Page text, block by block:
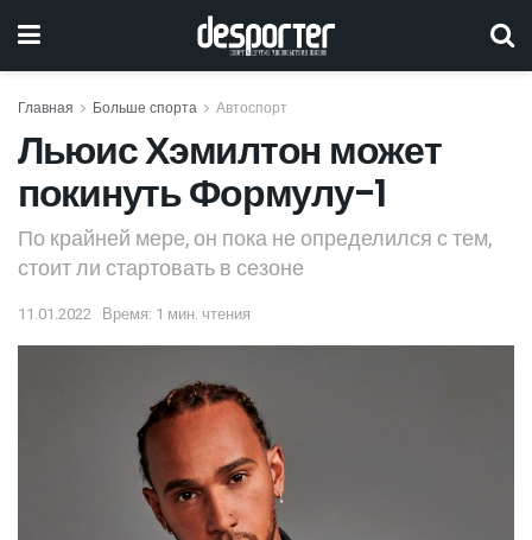
Главная Больше спорта Автоспорт
Льюис Хэмилтон может
покинуть Формулу-1
По крайней мере, он пока не определился с тем,
стоит ли стартовать в сезоне
11.01.2022 Время: 1 мин. чтения